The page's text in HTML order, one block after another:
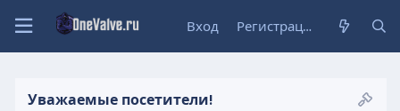
Вход Регистрация
Уважаемые посетители!